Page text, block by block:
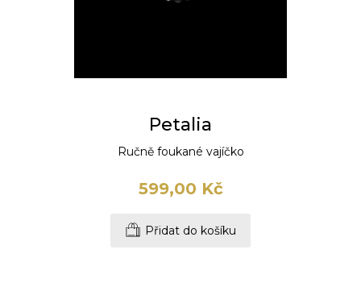
Petalia
Ručně foukané vajíčko
599,00 Kč
Přidat do košíku